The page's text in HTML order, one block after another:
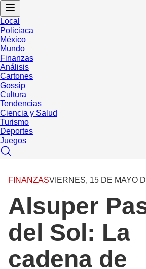
Local
Policiaca
México
Mundo
Finanzas
Análisis
Cartones
Gossip
Cultura
Tendencias
Ciencia y Salud
Turismo
Deportes
Juegos
FINANZASVIERNES, 15 DE MAYO
Alsuper
del Sol: La
cadena de